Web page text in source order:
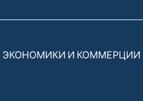
И КОММЕРЦИИ